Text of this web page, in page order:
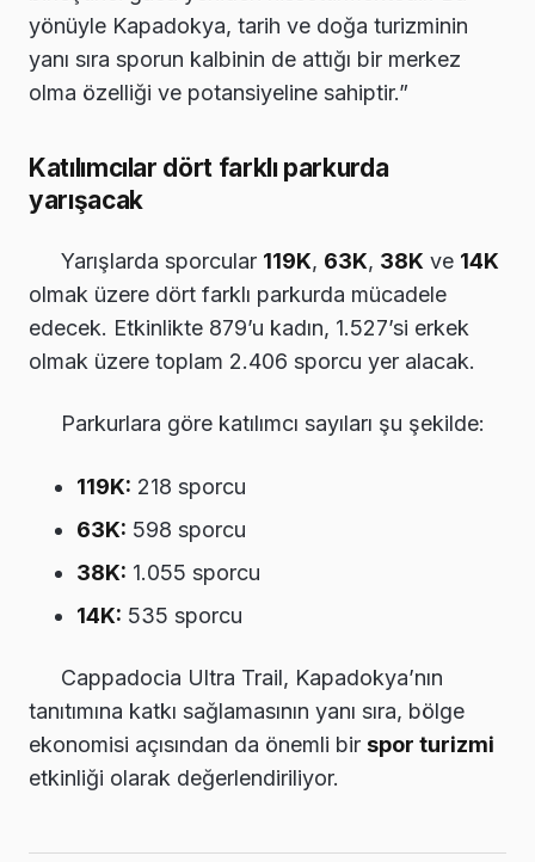
yönüyle Kapadokya, tarih ve doğa turizminin
yanı sıra sporun kalbinin de attığı bir merkez
olma özelliği ve potansiyeline sahiptir.”
Katılımcılar dört farklı parkurda
yarışacak
Yarışlarda sporcular 119K, 63K, 38K ve 14K
olmak üzere dört farklı parkurda mücadele
edecek. Etkinlikte 879’u kadın, 1.527’si erkek
olmak üzere toplam 2.406 sporcu yer alacak.
Parkurlara göre katılımcı sayıları şu şekilde:
119K: 218 sporcu
63K: 598 sporcu
38K: 1.055 sporcu
14K: 535 sporcu
Cappadocia Ultra Trail, Kapadokya’nın
tanıtımına katkı sağlamasının yanı sıra, bölge
ekonomisi açısından da önemli bir spor turizmi
etkinliği olarak değerlendiriliyor.